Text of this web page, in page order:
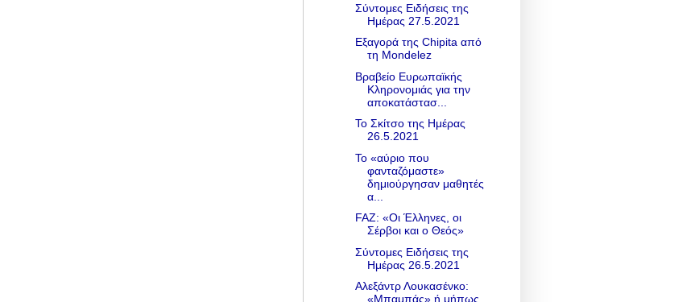
Σύντομες Ειδήσεις της
Ημέρας 27.5.2021
Εξαγορά της Chipita από
τη Mondelez
Βραβείο Ευρωπαϊκής
Κληρονομιάς για την
αποκατάστασ...
Το Σκίτσο της Ημέρας
26.5.2021
Το «αύριο που
φανταζόμαστε»
δημιούργησαν μαθητές
α...
FAZ: «Οι Έλληνες, οι
Σέρβοι και ο Θεός»
Σύντομες Ειδήσεις της
Ημέρας 26.5.2021
Αλεξάντρ Λουκασένκο:
«Μπαμπάς» ή μήπως